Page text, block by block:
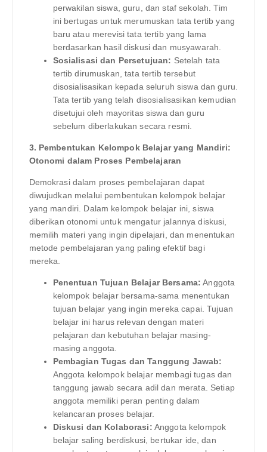
perwakilan siswa, guru, dan staf sekolah. Tim
ini bertugas untuk merumuskan tata tertib yang
baru atau merevisi tata tertib yang lama
berdasarkan hasil diskusi dan musyawarah.
Sosialisasi dan Persetujuan: Setelah tata
tertib dirumuskan, tata tertib tersebut
disosialisasikan kepada seluruh siswa dan guru.
Tata tertib yang telah disosialisasikan kemudian
disetujui oleh mayoritas siswa dan guru
sebelum diberlakukan secara resmi.
3. Pembentukan Kelompok Belajar yang Mandiri:
Otonomi dalam Proses Pembelajaran
Demokrasi dalam proses pembelajaran dapat
diwujudkan melalui pembentukan kelompok belajar
yang mandiri. Dalam kelompok belajar ini, siswa
diberikan otonomi untuk mengatur jalannya diskusi,
memilih materi yang ingin dipelajari, dan menentukan
metode pembelajaran yang paling efektif bagi
mereka.
Penentuan Tujuan Belajar Bersama: Anggota
kelompok belajar bersama-sama menentukan
tujuan belajar yang ingin mereka capai. Tujuan
belajar ini harus relevan dengan materi
pelajaran dan kebutuhan belajar masing-
masing anggota.
Pembagian Tugas dan Tanggung Jawab:
Anggota kelompok belajar membagi tugas dan
tanggung jawab secara adil dan merata. Setiap
anggota memiliki peran penting dalam
kelancaran proses belajar.
Diskusi dan Kolaborasi: Anggota kelompok
belajar saling berdiskusi, bertukar ide, dan